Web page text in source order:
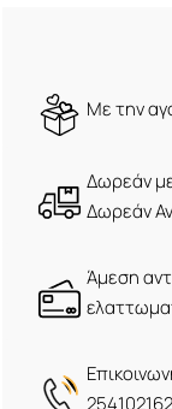
Mε την
Δωρεάν
Δωρεάν
Άμεση